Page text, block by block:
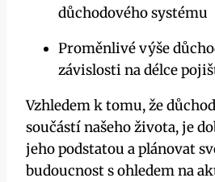
důchodového systému
Proměnlivé výše
závislosti na délce
Vzhledem k tomu, že
součástí našeho života, je
jeho podstatou a plánovat
budoucnost s ohledem na